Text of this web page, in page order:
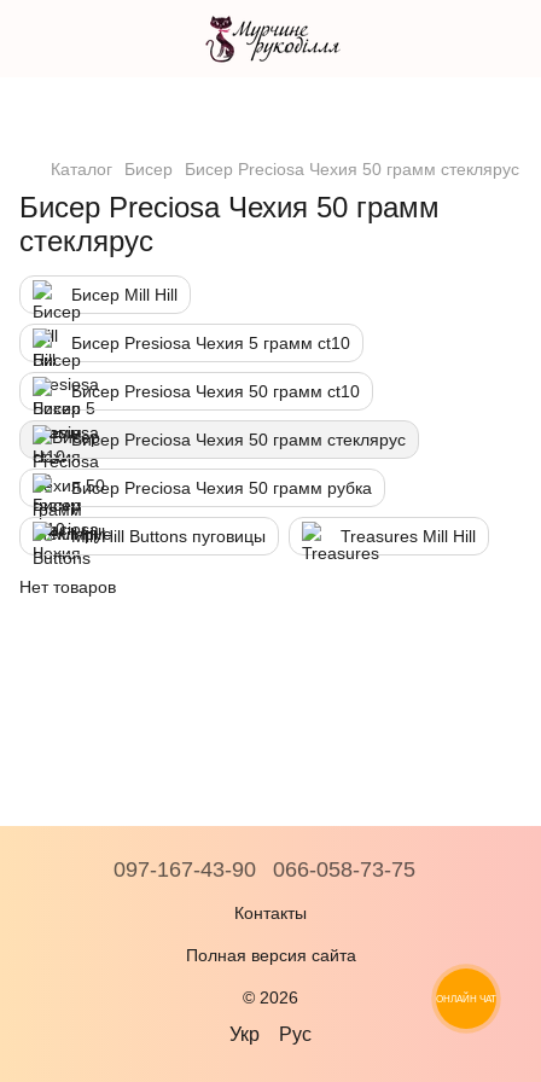
Каталог Бисер Бисер Preciosa Чехия 50 грамм стеклярус
Бисер Preciosa Чехия 50 грамм
стеклярус
Бисер Mill Hill
Бисер Presiosa Чехия 5 грамм ct10
Бисер Presiosa Чехия 50 грамм ct10
Бисер Preciosa Чехия 50 грамм стеклярус
Бисер Preciosa Чехия 50 грамм рубка
Mill Hill Buttons пуговицы Treasures Mill Hill
Нет товаров
097-167-43-90 066-058-73-75
Контакты
Полная версия сайта
© 2026
Укр Рус
ОНЛАЙН ЧАТ